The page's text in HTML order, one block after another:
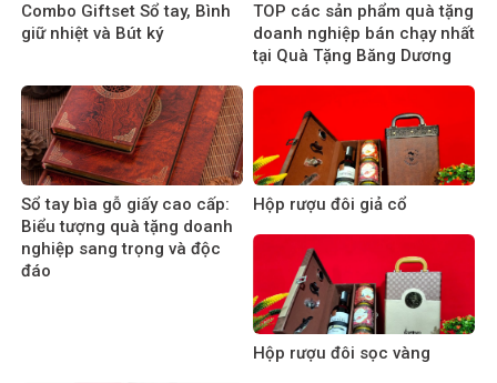
Combo Giftset Sổ tay, Bình
giữ nhiệt và Bút ký
TOP các sản phẩm quà tặng
doanh nghiệp bán chạy nhất
tại Quà Tặng Băng Dương
Sổ tay bìa gỗ giấy cao cấp:
Biểu tượng quà tặng doanh
nghiệp sang trọng và độc
đáo
Hộp rượu đôi giả cổ
Hộp rượu đôi sọc vàng